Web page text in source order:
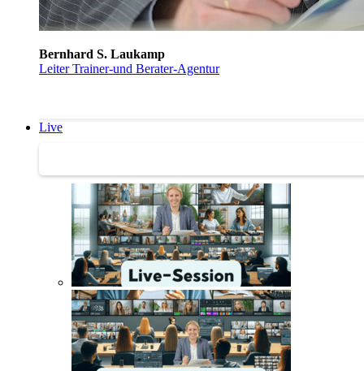
Bernhard S. Laukamp
Leiter Trainer-und Berater-Agentur
Live